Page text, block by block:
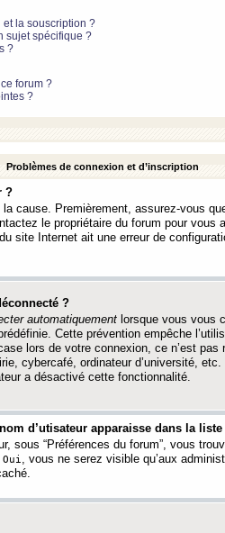
et la souscription ?
sujet spécifique ?
?
forum ?
?
Problèmes de connexion et d’inscription
?
cause. Premièrement, assurez-vous
le propriétaire du forum pour vous
site Internet ait une erreur de
?
automatiquement lorsque vous vous
Cette prévention empêche
lors de votre connexion, ce n’est pas
cybercafé, ordinateur d’université,
a désactivé cette fonctionnalité.
d’utisateur apparaisse dans la
sous “Préférences du forum”, vous
Oui , vous ne serez visible qu’aux